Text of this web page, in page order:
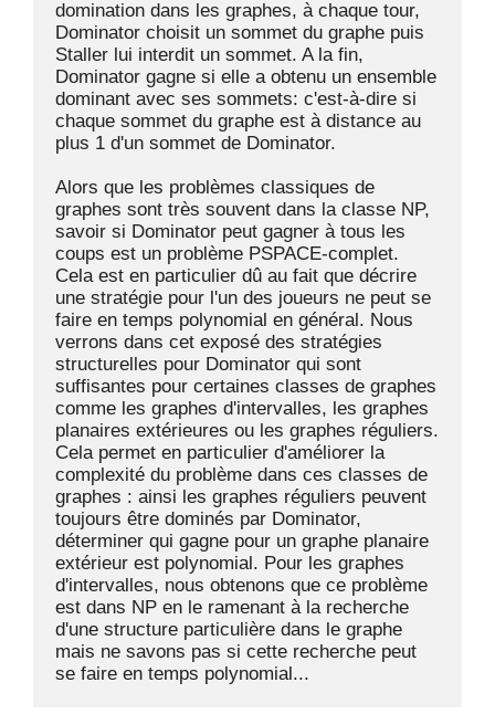
domination dans les graphes, à chaque tour,
Dominator choisit un sommet du graphe puis
Staller lui interdit un sommet. A la fin,
Dominator gagne si elle a obtenu un ensemble
dominant avec ses sommets: c'est-à-dire si
chaque sommet du graphe est à distance au
plus 1 d'un sommet de Dominator.
Alors que les problèmes classiques de
graphes sont très souvent dans la classe NP,
savoir si Dominator peut gagner à tous les
coups est un problème PSPACE-complet.
Cela est en particulier dû au fait que décrire
une stratégie pour l'un des joueurs ne peut se
faire en temps polynomial en général. Nous
verrons dans cet exposé des stratégies
structurelles pour Dominator qui sont
suffisantes pour certaines classes de graphes
comme les graphes d'intervalles, les graphes
planaires extérieures ou les graphes réguliers.
Cela permet en particulier d'améliorer la
complexité du problème dans ces classes de
graphes : ainsi les graphes réguliers peuvent
toujours être dominés par Dominator,
déterminer qui gagne pour un graphe planaire
extérieur est polynomial. Pour les graphes
d'intervalles, nous obtenons que ce problème
est dans NP en le ramenant à la recherche
d'une structure particulière dans le graphe
mais ne savons pas si cette recherche peut
se faire en temps polynomial...